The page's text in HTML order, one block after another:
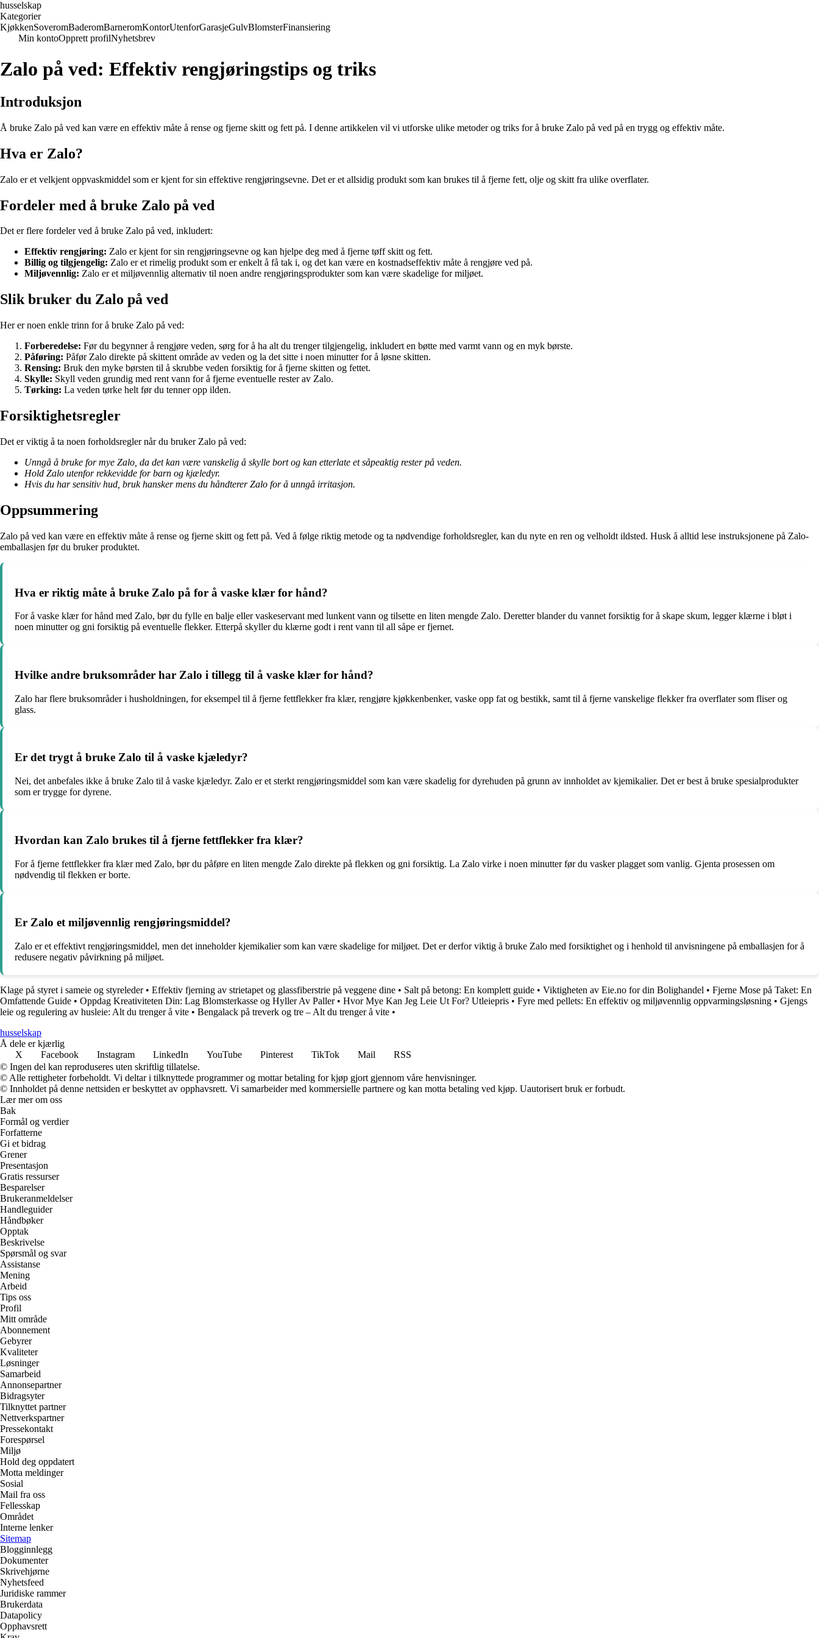
husselskap
Kategorier
KjøkkenSoveromBaderomBarneromKontorUtenforGarasjeGulvBlomsterFinansiering
Min kontoOpprett profilNyhetsbrev
Zalo på ved: Effektiv rengjøringstips og triks
Introduksjon
Å bruke Zalo på ved kan være en effektiv måte å rense og fjerne skitt og fett på. I denne artikkelen vil vi utforske ulike metoder og triks for å bruke Zalo på ved på en trygg og effektiv måte.
Hva er Zalo?
Zalo er et velkjent oppvaskmiddel som er kjent for sin effektive rengjøringsevne. Det er et allsidig produkt som kan brukes til å fjerne fett, olje og skitt fra ulike overflater.
Fordeler med å bruke Zalo på ved
Det er flere fordeler ved å bruke Zalo på ved, inkludert:
Effektiv rengjøring: Zalo er kjent for sin rengjøringsevne og kan hjelpe deg med å fjerne tøff skitt og fett.
Billig og tilgjengelig: Zalo er et rimelig produkt som er enkelt å få tak i, og det kan være en kostnadseffektiv måte å rengjøre ved på.
Miljøvennlig: Zalo er et miljøvennlig alternativ til noen andre rengjøringsprodukter som kan være skadelige for miljøet.
Slik bruker du Zalo på ved
Her er noen enkle trinn for å bruke Zalo på ved:
Forberedelse: Før du begynner å rengjøre veden, sørg for å ha alt du trenger tilgjengelig, inkludert en bøtte med varmt vann og en myk børste.
Påføring: Påfør Zalo direkte på skittent område av veden og la det sitte i noen minutter for å løsne skitten.
Rensing: Bruk den myke børsten til å skrubbe veden forsiktig for å fjerne skitten og fettet.
Skylle: Skyll veden grundig med rent vann for å fjerne eventuelle rester av Zalo.
Tørking: La veden tørke helt før du tenner opp ilden.
Forsiktighetsregler
Det er viktig å ta noen forholdsregler når du bruker Zalo på ved:
Unngå å bruke for mye Zalo, da det kan være vanskelig å skylle bort og kan etterlate et såpeaktig rester på veden.
Hold Zalo utenfor rekkevidde for barn og kjæledyr.
Hvis du har sensitiv hud, bruk hansker mens du håndterer Zalo for å unngå irritasjon.
Oppsummering
Zalo på ved kan være en effektiv måte å rense og fjerne skitt og fett på. Ved å følge riktig metode og ta nødvendige forholdsregler, kan du nyte en ren og velholdt ildsted. Husk å alltid lese instruksjonene på Zalo-
emballasjen før du bruker produktet.
Hva er riktig måte å bruke Zalo på for å vaske klær for hånd?
For å vaske klær for hånd med Zalo, bør du fylle en balje eller vaskeservant med lunkent vann og tilsette en liten mengde Zalo. Deretter blander du vannet forsiktig for å skape skum, legger klærne i bløt i
noen minutter og gni forsiktig på eventuelle flekker. Etterpå skyller du klærne godt i rent vann til all såpe er fjernet.
Hvilke andre bruksområder har Zalo i tillegg til å vaske klær for hånd?
Zalo har flere bruksområder i husholdningen, for eksempel til å fjerne fettflekker fra klær, rengjøre kjøkkenbenker, vaske opp fat og bestikk, samt til å fjerne vanskelige flekker fra overflater som fliser og
glass.
Er det trygt å bruke Zalo til å vaske kjæledyr?
Nei, det anbefales ikke å bruke Zalo til å vaske kjæledyr. Zalo er et sterkt rengjøringsmiddel som kan være skadelig for dyrehuden på grunn av innholdet av kjemikalier. Det er best å bruke spesialprodukter
som er trygge for dyrene.
Hvordan kan Zalo brukes til å fjerne fettflekker fra klær?
For å fjerne fettflekker fra klær med Zalo, bør du påføre en liten mengde Zalo direkte på flekken og gni forsiktig. La Zalo virke i noen minutter før du vasker plagget som vanlig. Gjenta prosessen om
nødvendig til flekken er borte.
Er Zalo et miljøvennlig rengjøringsmiddel?
Zalo er et effektivt rengjøringsmiddel, men det inneholder kjemikalier som kan være skadelige for miljøet. Det er derfor viktig å bruke Zalo med forsiktighet og i henhold til anvisningene på emballasjen for å
redusere negativ påvirkning på miljøet.
Klage på styret i sameie og styreleder• Effektiv fjerning av strietapet og glassfiberstrie på veggene dine • Salt på betong: En komplett guide • Viktigheten av Eie.no for din Bolighandel • Fjerne Mose på Taket: En
Omfattende Guide • Oppdag Kreativiteten Din: Lag Blomsterkasse og Hyller Av Paller• Hvor Mye Kan Jeg Leie Ut For? Utleiepris • Fyre med pellets: En effektiv og miljøvennlig oppvarmingsløsning • Gjengs
leie og regulering av husleie: Alt du trenger å vite • Bengalack på treverk og tre – Alt du trenger å vite •
husselskap
Å dele er kjærlig
X
Facebook Instagram LinkedIn YouTube Pinterest TikTok Mail
RSS
© Ingen del kan reproduseres uten skriftlig tillatelse.
© Alle rettigheter forbeholdt. Vi deltar i tilknyttede programmer og mottar betaling for kjøp gjort gjennom våre henvisninger.
© Innholdet på denne nettsiden er beskyttet av opphavsrett. Vi samarbeider med kommersielle partnere og kan motta betaling ved kjøp. Uautorisert bruk er forbudt.
Lær mer om oss
Bak
Formål og verdier
Forfatterne
Gi et bidrag
Grener
Presentasjon
Gratis ressurser
Besparelser
Brukeranmeldelser
Handleguider
Håndbøker
Opptak
Beskrivelse
Spørsmål og svar
Assistanse
Mening
Arbeid
Tips oss
Profil
Mitt område
Abonnement
Gebyrer
Kvaliteter
Løsninger
Samarbeid
Annonsepartner
Bidragsyter
Tilknyttet partner
Nettverkspartner
Pressekontakt
Forespørsel
Miljø
Hold deg oppdatert
Motta meldinger
Sosial
Mail fra oss
Fellesskap
Området
Interne lenker
Sitemap
Blogginnlegg
Dokumenter
Skrivehjørne
Nyhetsfeed
Juridiske rammer
Brukerdata
Datapolicy
Opphavsrett